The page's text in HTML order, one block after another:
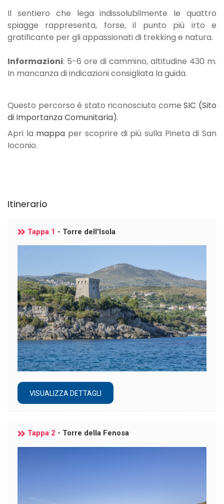
Il sentiero che lega indissolubilmente le quattro
spiagge rappresenta, forse, il punto più irto e
gratificante per gli appassionati di trekking e natura.
Informazioni: 5-6 ore di cammino, altitudine 430 m.
In mancanza di indicazioni consigliata la guida.
Questo percorso è stato riconosciuto comeSIC (Sito
di Importanza Comunitaria).
Apri la mappa per scoprire di più sulla Pineta di San
Ioconio.
Itinerario
Tappa 1 - Torre dell'Isola
VISUALIZZA DETTAGLI
Tappa 2 - Torre della Fenosa